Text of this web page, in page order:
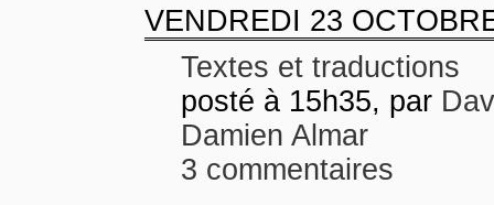
VENDREDI 23
Textes et traductions
posté à 15h35, par
Damien Almar
3 commentaires